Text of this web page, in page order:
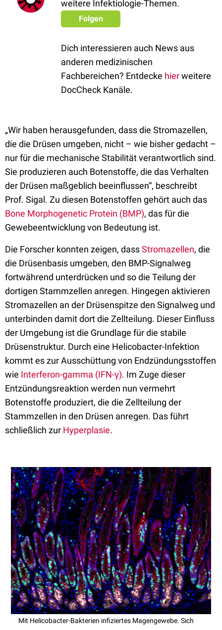
weitere Infektiologie-Themen.
Folgen
Dich interessieren auch News aus
anderen medizinischen
Fachbereichen? Entdecke hierweitere
DocCheck Kanäle.
„Wir haben herausgefunden, dass die Stromazellen,
die die Drüsen umgeben, nicht – wie bisher gedacht –
nur für die mechanische Stabilität verantwortlich sind.
Sie produzieren auch Botenstoffe, die das Verhalten
der Drüsen maßgeblich beeinflussen“, beschreibt
Prof. Sigal. Zu diesen Botenstoffen gehört auch das
Bone Morphogenetic Protein (BMP), das für die
Gewebeentwicklung von Bedeutung ist.
Die Forscher konnten zeigen, dassStromazellen, die
die Drüsenbasis umgeben, den BMP-Signalweg
fortwährend unterdrücken und so die Teilung der
dortigen Stammzellen anregen. Hingegen aktivieren
Stromazellen an der Drüsenspitze den Signalweg und
unterbinden damit dort die Zellteilung. Dieser Einfluss
der Umgebung ist die Grundlage für die stabile
Drüsenstruktur. Durch eine Helicobacter-Infektion
kommt es zur Ausschüttung von Endzündungsstoffen
wie Interferon-gamma (IFN-γ). Im Zuge dieser
Entzündungsreaktion werden nun vermehrt
Botenstoffe produziert, die die Zellteilung der
Stammzellen in den Drüsen anregen. Das führt
schließlich zur Hyperplasie.
Mit Helicobacter-Bakterien infiziertes Magengewebe. Sich